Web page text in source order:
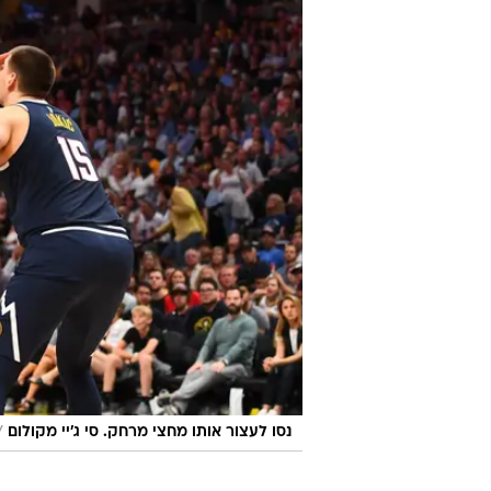
נסו לעצור אותו מחצי מרחק. סי ג'יי מקולום